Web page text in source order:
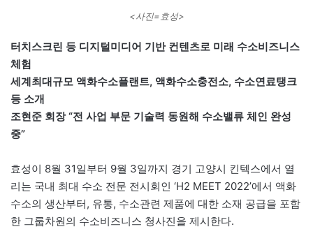
<사진=효성>
터치스크린 등 디지털미디어 기반 컨텐츠로 미래 수소비즈니스
체험
세계최대규모 액화수소플랜트, 액화수소충전소, 수소연료탱크
등 소개
조현준 회장 “전 사업 부문 기술력 동원해 수소밸류 체인 완성
중”
효성이 8월 31일부터 9월 3일까지 경기 고양시 킨텍스에서 열
리는 국내 최대 수소 전문 전시회인 ‘H2 MEET 2022’에서 액화
수소의 생산부터, 유통, 수소관련 제품에 대한 소재 공급을 포함
한 그룹차원의 수소비즈니스 청사진을 제시한다.